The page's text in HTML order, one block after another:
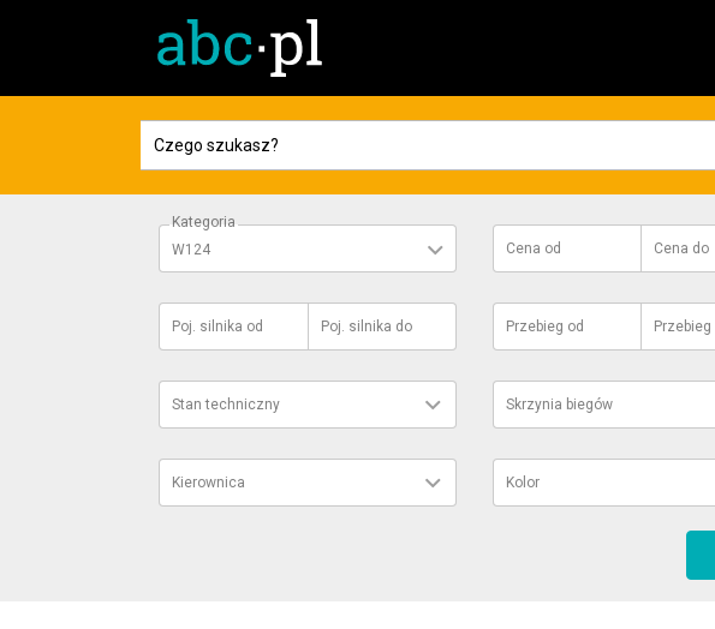
Kategoria
W124
Cena od Cena do
Poj. silnika od Poj. silnika do Przebieg od Przebieg
Stan techniczny Skrzynia biegów
Kierownica Kolor